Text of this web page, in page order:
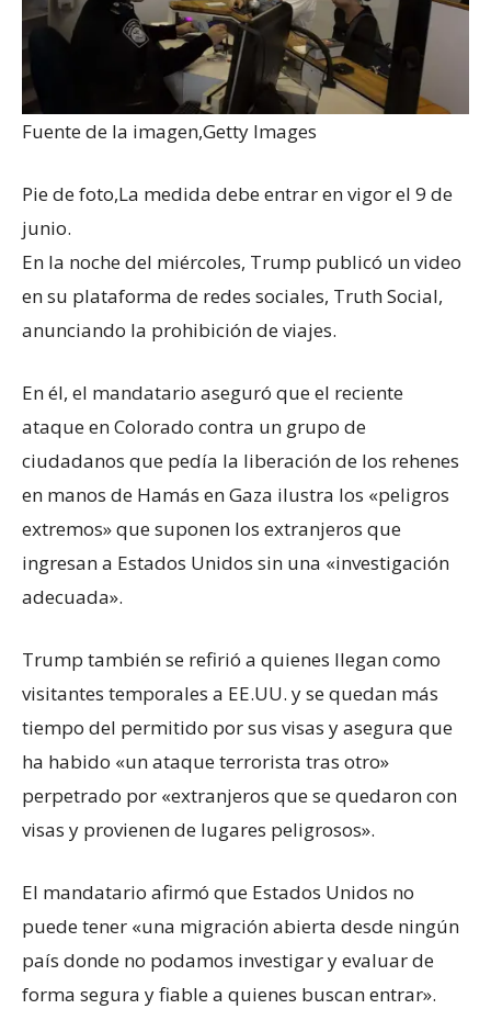
Fuente de la imagen,Getty Images
Pie de foto,La medida debe entrar en vigor el 9 de
junio.
En la noche del miércoles, Trump publicó un video
en su plataforma de redes sociales, Truth Social,
anunciando la prohibición de viajes.
En él, el mandatario aseguró que el reciente
ataque en Colorado contra un grupo de
ciudadanos que pedía la liberación de los rehenes
en manos de Hamás en Gaza ilustra los «peligros
extremos» que suponen los extranjeros que
ingresan a Estados Unidos sin una «investigación
adecuada».
Trump también se refirió a quienes llegan como
visitantes temporales a EE.UU. y se quedan más
tiempo del permitido por sus visas y asegura que
ha habido «un ataque terrorista tras otro»
perpetrado por «extranjeros que se quedaron con
visas y provienen de lugares peligrosos».
El mandatario afirmó que Estados Unidos no
puede tener «una migración abierta desde ningún
país donde no podamos investigar y evaluar de
forma segura y fiable a quienes buscan entrar».